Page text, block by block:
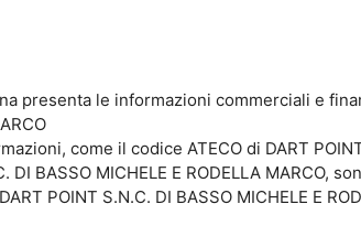
presenta le informazioni commerciali e
come il codice ATECO di DART
DI BASSO MICHELE E RODELLA
POINT S.N.C. DI BASSO MICHELE E